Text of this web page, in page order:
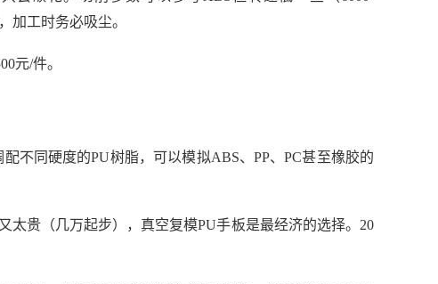
加工时务必吸尘。
元/件。
不同硬度的PU树脂，可以模拟ABS、PP、PC甚至橡胶的
太贵（几万起步），真空复模PU手板是最经济的选择。20